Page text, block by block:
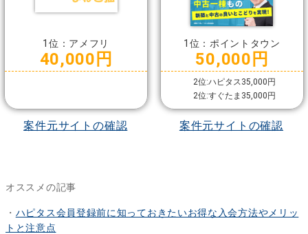
1位：アメフリ
40,000円
案件元サイトの確認
1位：ポイントタウン
50,000円
2位:ハピタス35,000円
2位:すぐたま35,000円
案件元サイトの確認
オススメの記事
・ ハピタス会員登録前に知っておきたいお得な入会方法やメリッ
トと注意点